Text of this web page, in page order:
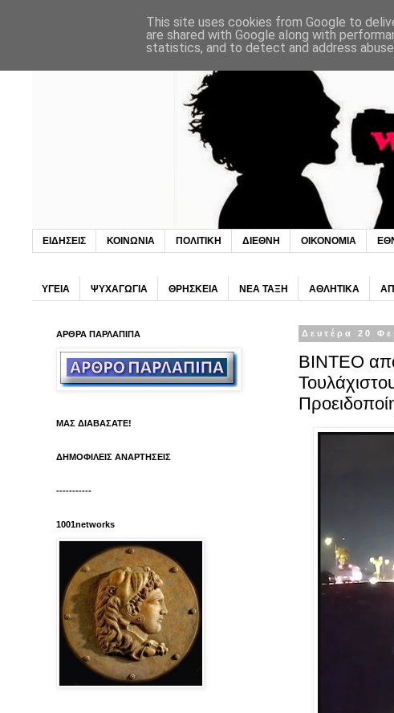
ΕΙΔΗΣΕΙΣ ΚΟΙΝΩΝΙΑ ΠΟΛΙΤΙΚΗ ΔΙΕΘΝΗ ΟΙΚΟΝΟΜΙΑ
ΥΓΕΙΑ ΨΥΧΑΓΩΓΙΑ ΘΡΗΣΚΕΙΑ ΝΕΑ ΤΑΞΗ ΑΘΛΗΤΙΚΑ
Δευτέρα 20
BINTEO
ΑΡΘΡΑ ΠΑΡΛΑΠΙΠΑ
ΜΑΣ ΔΙΑΒΑΣΑΤΕ!
ΔΗΜΟΦΙΛΕΙΣ ΑΝΑΡΤΗΣΕΙΣ
-----------
1001networks
This site uses cookies from Google to
are shared with Google along with
statistics, and to detect and address